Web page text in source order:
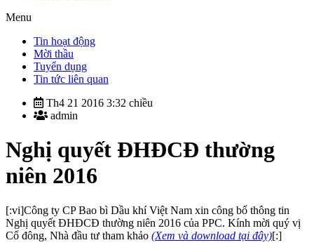
Menu
Tin hoạt động
Mời thầu
Tuyển dụng
Tin tức liên quan
Th4 21 2016 3:32 chiều
admin
Nghị quyết ĐHĐCĐ thường
niên 2016
[:vi]Công ty CP Bao bì Dầu khí Việt Nam xin công bố thông tin
Nghị quyết ĐHĐCĐ thường niên 2016 của PPC. Kính mời quý vị
Cổ đông, Nhà đầu tư tham khảo (Xem và download tại đây)[:]